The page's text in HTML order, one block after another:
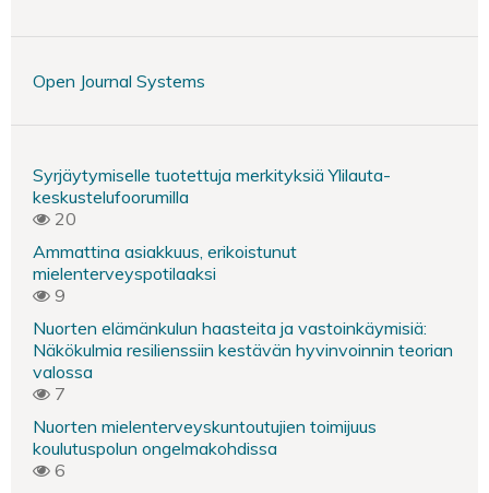
Open Journal Systems
Syrjäytymiselle tuotettuja merkityksiä Ylilauta-
keskustelufoorumilla
20
Ammattina asiakkuus, erikoistunut
mielenterveyspotilaaksi
9
Nuorten elämänkulun haasteita ja vastoinkäymisiä:
Näkökulmia resilienssiin kestävän hyvinvoinnin teorian
valossa
7
Nuorten mielenterveyskuntoutujien toimijuus
koulutuspolun ongelmakohdissa
6